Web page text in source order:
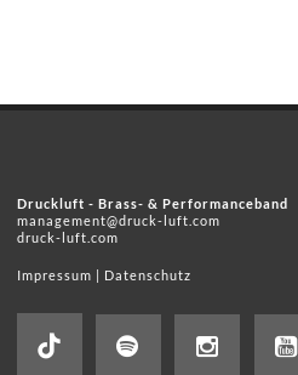
Druckluft - Brass- & Performanceband
management@druck-luft.com
druck-luft.com
Impressum | Datenschutz